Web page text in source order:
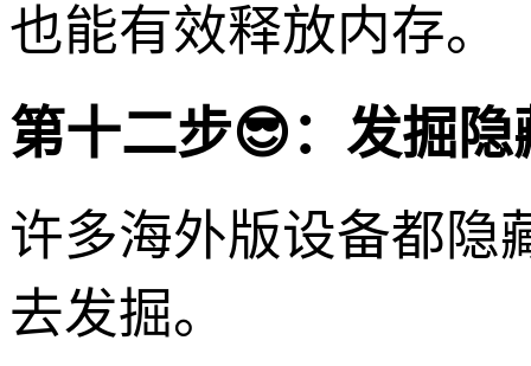
也能有效释放内存。
第十二步😎：发掘
许多海外版设备都隐
去发掘。